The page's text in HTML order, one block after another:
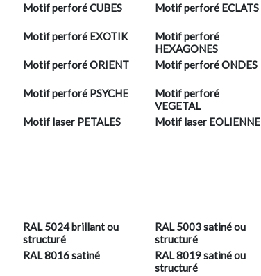
Motif perforé CUBES Motif perforé ECLATS
Motif perforé EXOTIK
Motif perforé
HEXAGONES
Motif perforé ORIENT Motif perforé ONDES
Motif perforé PSYCHE
Motif perforé
VEGETAL
Motif laser PETALES Motif laser EOLIENNE
RAL 5024 brillant ou
structuré
RAL 5003 satiné ou
structuré
RAL 8016 satiné
RAL 8019 satiné ou
structuré